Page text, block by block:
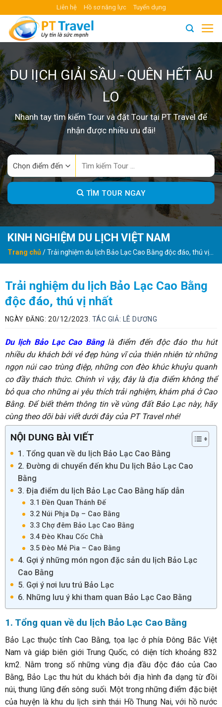
content
Liên hệ Hồ sơ năng lực Tuyển dụng
DU lỊCH GIẢI SẦU - QUÊN HẾT ÂU
LO
Nhanh tay tìm kiếm Tour và đặt Tour tại PT Travel để
nhận được nhiều ưu đãi!
TÌM TOUR NGAY
KINH NGHIỆM DU LỊCH VIỆT NAM
Trang chủ/Trải nghiệm du lịch Bảo Lạc Cao Bằng độc đáo, thú vị
nhất
Trải nghiệm du lịch Bảo Lạc Cao Bằng
độc đáo, thú vị nhất
NGÀY ĐĂNG: 20/12/2023. TÁC GIẢ: LÊ DƯƠNG
Du lịch Bảo Lạc Cao Bằnglà điểm đến độc đáo thu hút
nhiều du khách bởi vẻ đẹp hùng vĩ của thiên nhiên từ những
ngọn núi cao trùng điệp, những con đèo khúc khuỷu quanh
co đầy thách thức. Chính vì vậy, đây là địa điểm không thể
bỏ qua cho những ai yêu thích trải nghiệm, khám phá ở Cao
Bằng. Để biết thêm thông tin về vùng đất Bảo Lạc này, hãy
cùng theo dõi bài viết dưới đây của PT Travel nhé!
NỘI DUNG BÀI VIẾT
1. Tổng quan về du lịch Bảo Lạc Cao Bằng
2. Đường di chuyển đến khu Du lịch Bảo Lạc Cao
Bằng
3. Địa điểm du lịch Bảo Lạc Cao Bằng hấp dẫn
3.1 Đền Quan Thánh Đế
3.2 Núi Phja Dạ – Cao Bằng
3.3 Chợ đêm Bảo Lạc Cao Bằng
3.4 Đèo Khau Cốc Chà
3.5 Đèo Mẻ Pia – Cao Bằng
4. Gợi ý những món ngon đặc sản du lịch Bảo Lạc
Cao Bằng
5. Gợi ý nơi lưu trú Bảo Lạc
6. Những lưu ý khi tham quan Bảo Lạc Cao Bằng
1. Tổng quan về du lịch Bảo Lạc Cao Bằng
Bảo Lạc thuộc tỉnh Cao Bằng, tọa lạc ở phía Đông Bắc Việt
Nam và giáp biên giới Trung Quốc, có diện tích khoảng 832
km2. Nằm trong số những vùng địa đầu độc đáo của Cao
Bằng, Bảo Lạc thu hút du khách bởi địa hình đa dạng từ đồi
núi, thung lũng đến sông suối. Một trong những điểm đặc biệt
của huyện là khu du lịch sinh thái Hồ Thung Nai, với hồ nước